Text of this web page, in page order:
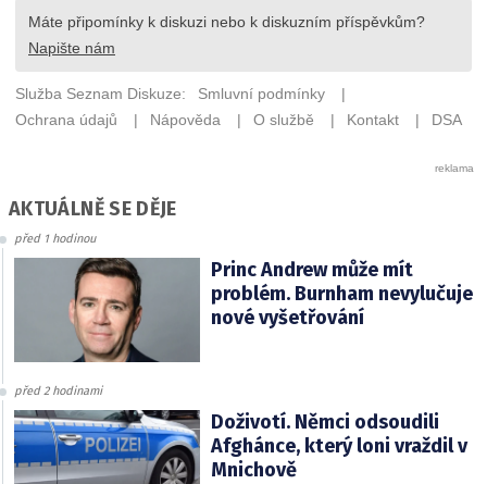
AKTUÁLNĚ SE DĚJE
před 1 hodinou
Princ Andrew může mít
problém. Burnham nevylučuje
nové vyšetřování
před 2 hodinami
Doživotí. Němci odsoudili
Afghánce, který loni vraždil v
Mnichově